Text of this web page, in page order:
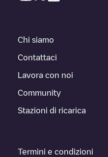
Chi siamo
Contattaci
Lavora con noi
Community
Stazioni di ricarica
Termini e condizioni